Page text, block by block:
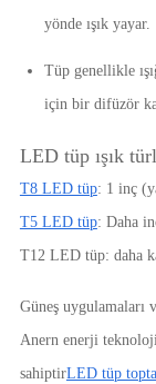
yönde ışık yayar.
Tüp genellikle
için bir difüzör
LED tüp ışık
T8 LED tüp: 1 inç
T5 LED tüp: Daha
T12 LED tüp: daha
Güneş uygulamaları
Anern enerji
sahiptirLED tüp